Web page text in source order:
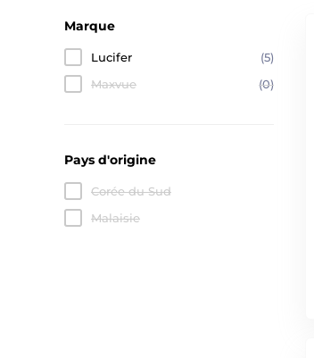
Marque
Lucifer
(5)
Maxvue
(0)
Pays d'origine
Corée du Sud
Malaisie